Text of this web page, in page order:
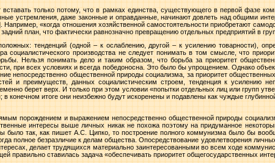
вставать только потому, что в рамках единства, существующего в первой фазе
устремления, даже законные и оправданные, начинают довлеть над общими
Например, «когда отношения хозяйственной самостоятельности приобретают
план, что фактически равнозначно превращению отдельных предприятий в
тенденций (одной – к ослаблению, другой – к усилению товарности),
социалистического производства не следует понимать в том смысле, что
Нельзя понимать дело и таким образом, что борьба за приоритет
при всех условиях и всегда победоносна. Это было бы упрощением. Однако
непосредственно общественной природы социализма, за приоритет
и преимуществ, данных социалистическим строем, тенденция к усилению
берет верх. И только при этом условии «попытки отдельных лиц или групп
конечном итоге они неизбежно будут искоренены и подавлены как чуждые
порождением и выражением непосредственно общественной природы
интересы выше личных никак не похожа поэтому на придуманное
было так, как пишет А.С. Ципко, то построение полного коммунизма было бы
полное безразличие к делам общества. Опосредствование удовлетворения
делает трудящихся материально заинтересованными во всем ходе
правильно ставилась задача «обеспечивать приоритет общегосударственных